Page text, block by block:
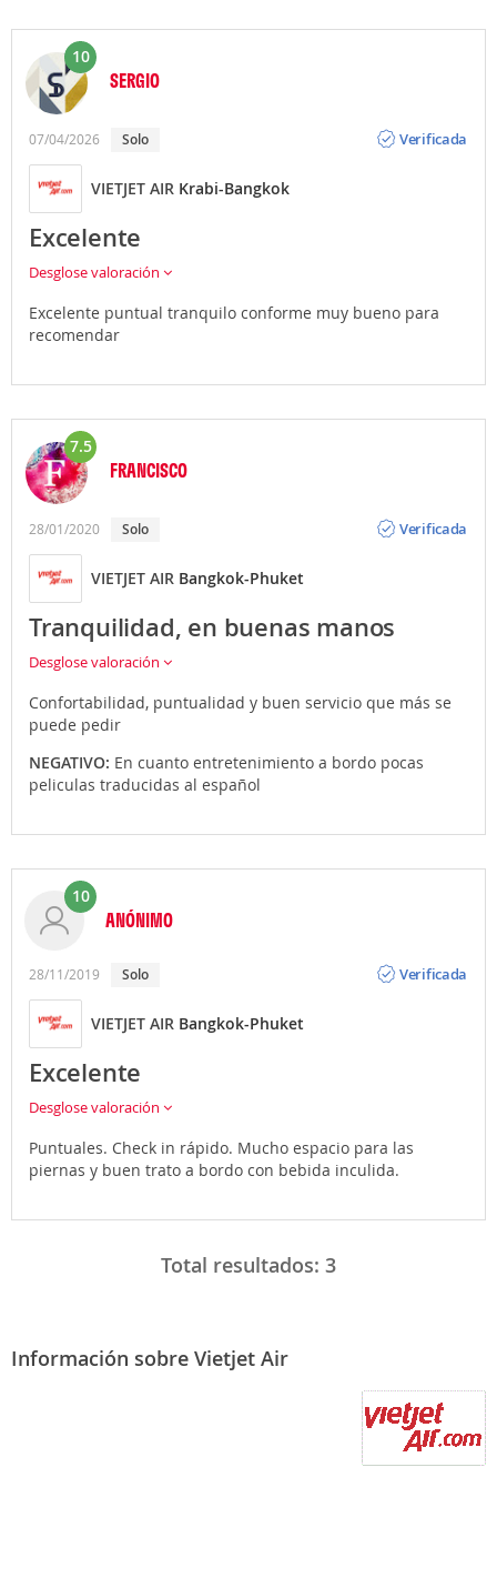
10
SERGIO
07/04/2026 solo
Verificada
VIETJET AIR Krabi-Bangkok
Excelente
Desglose valoración
Excelente puntual tranquilo conforme muy bueno para
recomendar
7.5
FRANCISCO
28/01/2020 solo
Verificada
VIETJET AIR Bangkok-Phuket
Tranquilidad, en buenas manos
Desglose valoración
Confortabilidad, puntualidad y buen servicio que más se
puede pedir
NEGATIVO: En cuanto entretenimiento a bordo pocas
peliculas traducidas al español
10
ANÓNIMO
28/11/2019 solo
Verificada
VIETJET AIR Bangkok-Phuket
Excelente
Desglose valoración
Puntuales. Check in rápido. Mucho espacio para las
piernas y buen trato a bordo con bebida inculida.
Total resultados: 3
Información sobre Vietjet Air